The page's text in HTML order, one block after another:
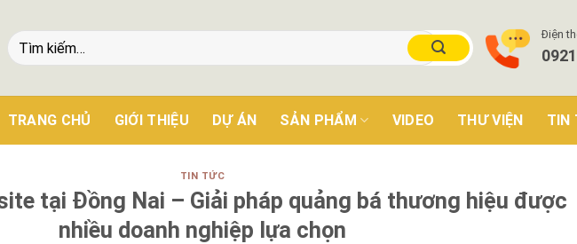
Điện
TRANG CHỦ GIỚI THIỆU DỰ ÁN SẢN PHẨM VIDEO THƯ VIỆN TIN
TIN TỨC
tại Đồng Nai – Giải pháp quảng bá thương hiệu được
nhiều doanh nghiệp lựa chọn